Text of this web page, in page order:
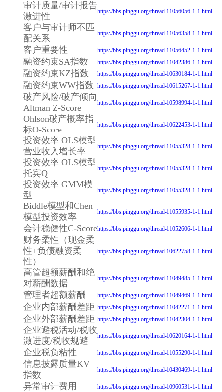
审计质量/审计报告
激进性
https://bbs.pinggu.org/thread-11056056-1-1.html
客户与审计师不匹
配关系
https://bbs.pinggu.org/thread-11056358-1-1.html
客户重要性 https://bbs.pinggu.org/thread-11056452-1-1.html
融资约束SA指数 https://bbs.pinggu.org/thread-11042386-1-1.html
融资约束KZ指数 https://bbs.pinggu.org/thread-10630184-1-1.html
融资约束WW指数 https://bbs.pinggu.org/thread-10615267-1-1.html
破产风险/破产倾向
Altman Z-Score
https://bbs.pinggu.org/thread-10598994-1-1.html
Ohlson破产概率指
标O-Score
https://bbs.pinggu.org/thread-10622453-1-1.html
投资效率 OLS模型
营业收入增长率
https://bbs.pinggu.org/thread-11055328-1-1.html
投资效率 OLS模型
托宾Q
https://bbs.pinggu.org/thread-11055328-1-1.html
投资效率 GMM模
型
https://bbs.pinggu.org/thread-11055328-1-1.html
Biddle模型和Chen
模型投资效率
https://bbs.pinggu.org/thread-11055935-1-1.html
会计稳健性C-Scorehttps://bbs.pinggu.org/thread-11052606-1-1.html
财务柔性（现金柔
性+负债融资柔
性）
https://bbs.pinggu.org/thread-10622758-1-1.html
高管超额薪酬和绝
对薪酬数据
https://bbs.pinggu.org/thread-11049485-1-1.html
管理者超额薪酬 https://bbs.pinggu.org/thread-11049469-1-1.html
企业内部薪酬差距 https://bbs.pinggu.org/thread-11042271-1-1.html
企业外部薪酬差距 https://bbs.pinggu.org/thread-11042304-1-1.html
企业避税活动/税收
激进度/税收规避
https://bbs.pinggu.org/thread-10620164-1-1.html
企业税负粘性 https://bbs.pinggu.org/thread-11055290-1-1.html
信息披露质量KV
指数
https://bbs.pinggu.org/thread-10430469-1-1.html
异常审计费用 https://bbs.pinggu.org/thread-10960531-1-1.html